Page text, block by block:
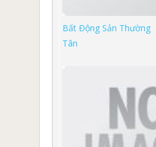
Bất Động Sản Thường
Tân